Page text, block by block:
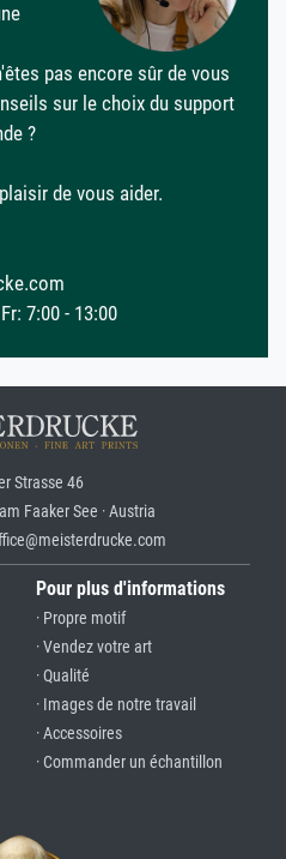
pas encore sûr de vous
sur le choix du support
?
de vous aider.
7:00 - 13:00
Strasse 46
Faaker See · Austria
Pour plus d'informations
· Propre motif
· Vendez votre art
· Qualité
· Images de notre travail
· Accessoires
· Commander un échantillon